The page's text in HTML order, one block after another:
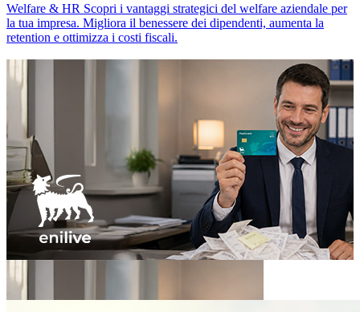
Welfare & HR Scopri i vantaggi strategici del welfare aziendale per
la tua impresa. Migliora il benessere dei dipendenti, aumenta la
retention e ottimizza i costi fiscali.